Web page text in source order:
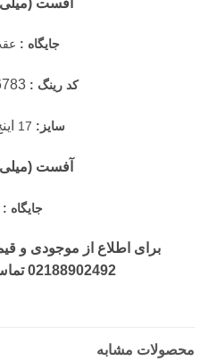
جایگاه :
کد رینگ :
سایز: 17
آفست
جایگاه :
برای اطلاع از موجودی و
02188902492 تماس حاصل فرمایید.
محصولات مشابه